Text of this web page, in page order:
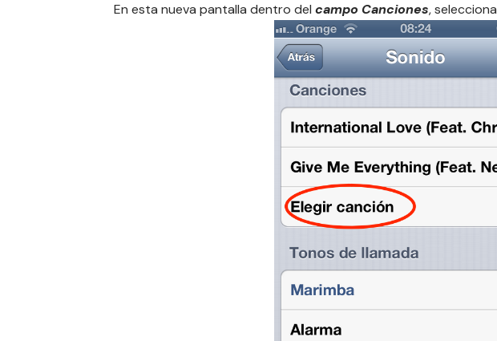
En esta nueva pantalla dentro del campo Canciones, selecciona